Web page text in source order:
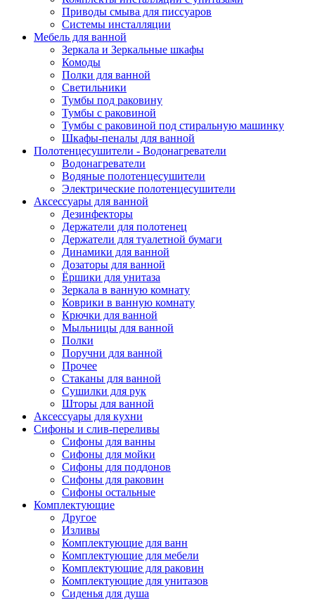
Приводы смыва для писсуаров
Системы инсталляции
Мебель для ванной
Зеркала и Зеркальные шкафы
Комоды
Полки для ванной
Светильники
Тумбы под раковину
Тумбы с раковиной
Тумбы с раковиной под стиральную машинку
Шкафы-пеналы для ванной
Полотенцесушители - Водонагреватели
Водонагреватели
Водяные полотенцесушители
Электрические полотенцесушители
Аксессуары для ванной
Дезинфекторы
Держатели для полотенец
Держатели для туалетной бумаги
Динамики для ванной
Дозаторы для ванной
Ёршики для унитаза
Зеркала в ванную комнату
Коврики в ванную комнату
Крючки для ванной
Мыльницы для ванной
Полки
Поручни для ванной
Прочее
Стаканы для ванной
Сушилки для рук
Шторы для ванной
Аксессуары для кухни
Сифоны и слив-переливы
Сифоны для ванны
Сифоны для мойки
Сифоны для поддонов
Сифоны для раковин
Сифоны остальные
Комплектующие
Другое
Изливы
Комплектующие для ванн
Комплектующие для мебели
Комплектующие для раковин
Комплектующие для унитазов
Сиденья для душа